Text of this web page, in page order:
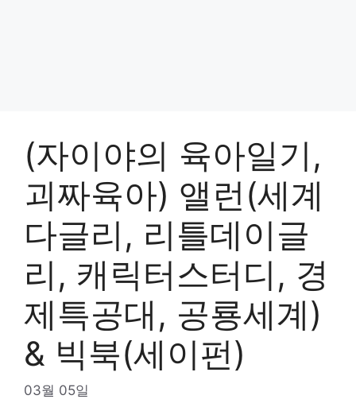
(자이야의 육아일기,
괴짜육아) 앨런(세계
다글리, 리틀데이글
리, 캐릭터스터디, 경
제특공대, 공룡세계)
& 빅북(세이펀)
03월 05일